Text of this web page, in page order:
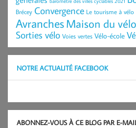
Brécey Convergence Le tourisme à vélo
AvranchesMaison du vélo
Sorties vélo Voies vertes Vélo-école
NOTRE ACTUALITÉ FACEBOOK
ABONNEZ-VOUS À CE BLOG PAR E-